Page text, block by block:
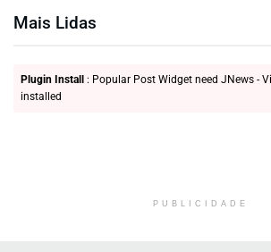
Mais Lidas
Plugin Install : Popular Post Widget need JNews -
installed
PUBLICIDADE